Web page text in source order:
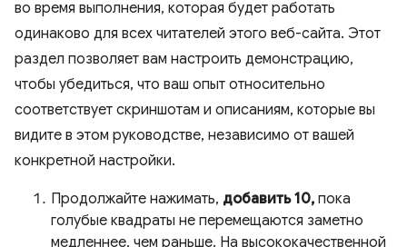
во время выполнения, которая будет работать
одинаково для всех читателей этого веб-сайта. Этот
раздел позволяет вам настроить демонстрацию,
чтобы убедиться, что ваш опыт относительно
соответствует скриншотам и описаниям, которые вы
видите в этом руководстве, независимо от вашей
конкретной настройки.
Продолжайте нажимать, добавить 10, пока
голубые квадраты не перемещаются заметно
медленнее, чем раньше. На высококачественной